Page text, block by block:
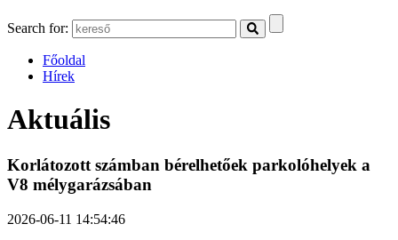
Search for:
Főoldal
Hírek
Aktuális
Korlátozott számban bérelhetőek parkolóhelyek a
V8 mélygarázsában
2026-06-11 14:54:46